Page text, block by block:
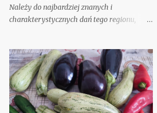
Należy do najbardziej znanych i
charakterystycznych dań tego regionu,
czerwonego wina. Oczywiście możecie
spróbować ją odtworzyć w domu. Nie jest to
zbyt trudne, gdyż składniki potrzebne do jej
przygotowania są ogólnie i łatwo dostępne.
Nie będę się spierać z opinią, że nic nie